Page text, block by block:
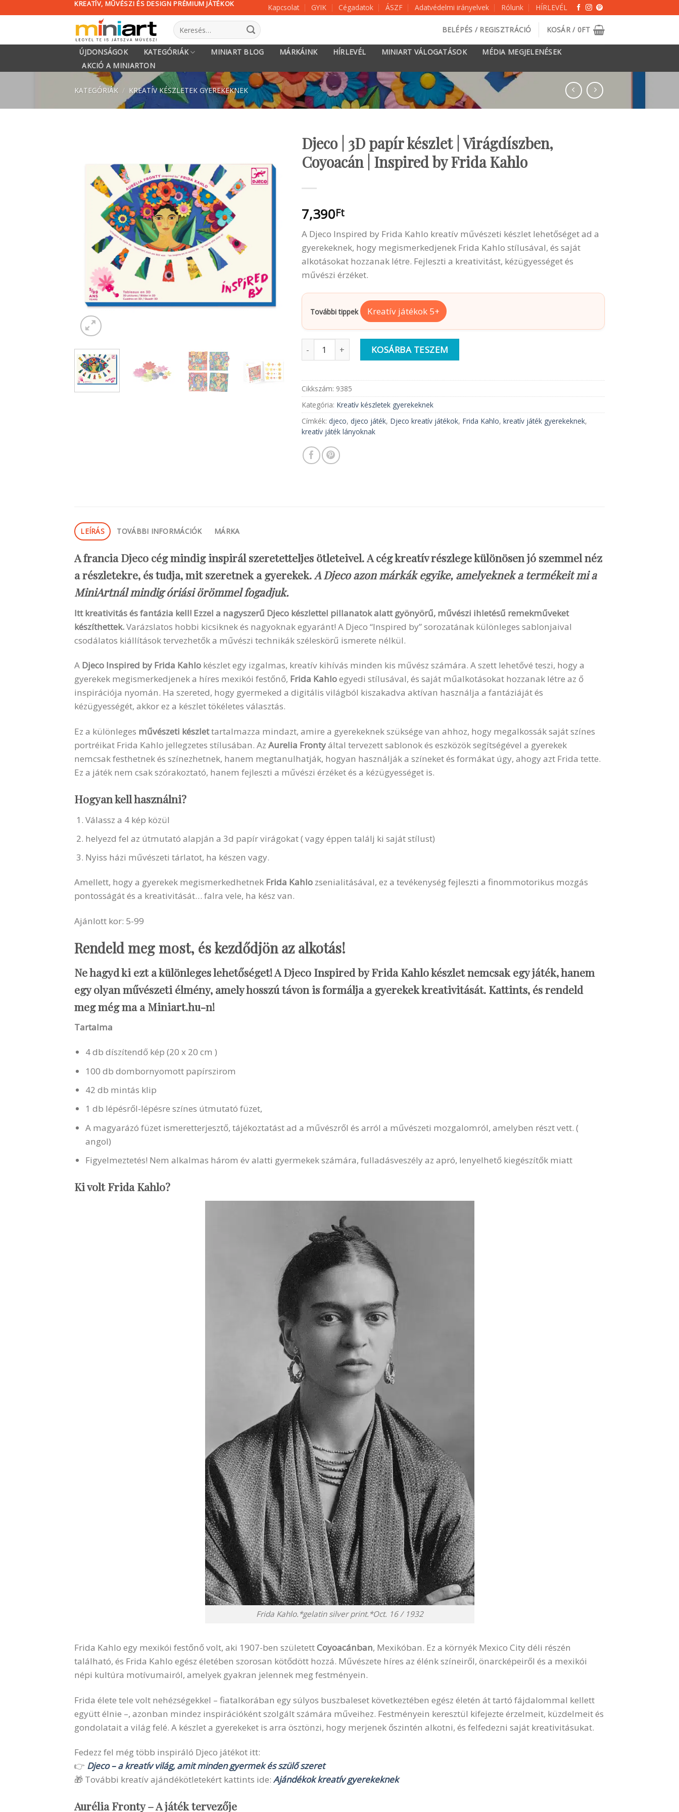
KREATÍV, MŰVÉSZI ÉS DESIGN PRÉMIUM JÁTÉKOK Kapcsolat GYIK Cégadatok ÁSZF Adatvédelmi irányelvek Rólunk HÍRLEVÉL
Keresés
a
következőre:
BELÉPÉS / REGISZTRÁCIÓ KOSÁR / 0FT
ÚJDONSÁGOK KATEGÓRIÁK MINIART BLOG MÁRKÁINK HÍRLEVÉL MINIART VÁLOGATÁSOK
MÉDIA MEGJELENÉSEK
AKCIÓ A MINIARTON
KATEGÓRIÁK / KREATÍV KÉSZLETEK GYEREKEKNEK
Djeco | 3D papír készlet | Virágdíszben,
Coyoacán | Inspired by Frida Kahlo
7,390Ft
A Djeco Inspired by Frida Kahlo kreatív művészeti készlet lehetőséget ad a
gyerekeknek, hogy megismerkedjenek Frida Kahlo stílusával, és saját
alkotásokat hozzanak létre. Fejleszti a kreativitást, kézügyességet és
művészi érzéket.
További tippek Kreatív játékok 5+
Djeco | 3D papír készlet | Virágdíszben, Coyoacán | Inspired by Frida Kahlo mennyiség
KOSÁRBA TESZEM
Cikkszám: 9385
Kategória: Kreatív készletek gyerekeknek
Címkék: djeco, djeco játék, Djeco kreatív játékok, Frida Kahlo, kreatív játék gyerekeknek,
kreatív játék lányoknak
LEÍRÁS TOVÁBBI INFORMÁCIÓK MÁRKA
A francia Djeco cég mindig inspirál szeretetteljes ötleteivel. A cég kreatív részlege különösen jó szemmel néz
a részletekre, és tudja, mit szeretnek a gyerekek.A Djeco azon márkák egyike, amelyeknek a termékeit mi a
MiniArtnál mindig óriási örömmel fogadjuk.
Itt kreativitás és fantázia kell! Ezzel a nagyszerű Djeco készlettel pillanatok alatt gyönyörű, művészi ihletésű remekműveket
készíthettek.Varázslatos hobbi kicsiknek és nagyoknak egyaránt! A Djeco “Inspired by” sorozatának különleges sablonjaival
csodálatos kiállítások tervezhetők a művészi technikák széleskörű ismerete nélkül.
A Djeco Inspired by Frida Kahlo készlet egy izgalmas, kreatív kihívás minden kis művész számára. A szett lehetővé teszi, hogy a
gyerekek megismerkedjenek a híres mexikói festőnő, Frida Kahloegyedi stílusával, és saját műalkotásokat hozzanak létre az ő
inspirációja nyomán. Ha szereted, hogy gyermeked a digitális világból kiszakadva aktívan használja a fantáziáját és
kézügyességét, akkor ez a készlet tökéletes választás.
Ez a különleges művészeti készlettartalmazza mindazt, amire a gyerekeknek szüksége van ahhoz, hogy megalkossák saját színes
portréikat Frida Kahlo jellegzetes stílusában. Az Aurelia Frontyáltal tervezett sablonok és eszközök segítségével a gyerekek
nemcsak festhetnek és színezhetnek, hanem megtanulhatják, hogyan használják a színeket és formákat úgy, ahogy azt Frida tette.
Ez a játék nem csak szórakoztató, hanem fejleszti a művészi érzéket és a kézügyességet is.
Hogyan kell használni?
Válassz a 4 kép közül
helyezd fel az útmutató alapján a 3d papír virágokat ( vagy éppen találj ki saját stílust)
Nyiss házi művészeti tárlatot, ha készen vagy.
Amellett, hogy a gyerekek megismerkedhetnek Frida Kahlo zsenialitásával, ez a tevékenység fejleszti a finommotorikus mozgás
pontosságát és a kreativitását… falra vele, ha kész van.
Ajánlott kor: 5-99
Rendeld meg most, és kezdődjön az alkotás!
Ne hagyd ki ezt a különleges lehetőséget! A Djeco Inspired by Frida Kahlo készlet nemcsak egy játék, hanem
egy olyan művészeti élmény, amely hosszú távon is formálja a gyerekek kreativitását. Kattints, és rendeld
meg még ma a Miniart.hu-n!
Tartalma
4 db díszítendő kép (20 x 20 cm )
100 db dombornyomott papírszirom
42 db mintás klip
1 db lépésről-lépésre színes útmutató füzet,
A magyarázó füzet ismeretterjesztő, tájékoztatást ad a művészről és arról a művészeti mozgalomról, amelyben részt vett. (
angol)
Figyelmeztetés! Nem alkalmas három év alatti gyermekek számára, fulladásveszély az apró, lenyelhető kiegészítők miatt
Ki volt Frida Kahlo?
Frida Kahlo.*gelatin silver print.*Oct. 16 / 1932
Frida Kahlo egy mexikói festőnő volt, aki 1907-ben születettCoyoacánban, Mexikóban. Ez a környék Mexico City déli részén
található, és Frida Kahlo egész életében szorosan kötődött hozzá. Művészete híres az élénk színeiről, önarcképeiről és a mexikói
népi kultúra motívumairól, amelyek gyakran jelennek meg festményein.
Frida élete tele volt nehézségekkel – fiatalkorában egy súlyos buszbaleset következtében egész életén át tartó fájdalommal kellett
együtt élnie –, azonban mindez inspirációként szolgált számára műveihez. Festményein keresztül kifejezte érzelmeit, küzdelmeit és
gondolatait a világ felé. A készlet a gyerekeket is arra ösztönzi, hogy merjenek őszintén alkotni, és felfedezni saját kreativitásukat.
Fedezz fel még több inspiráló Djeco játékot itt:
👉 Djeco – a kreatív világ, amit minden gyermek és szülő szeret
🎁 További kreatív ajándékötletekért kattints ide: Ajándékok kreatív gyerekeknek
Aurélia Fronty – A játék tervezője